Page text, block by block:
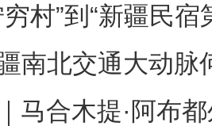
穷村”到“新疆民
南北交通大动脉
马合木提·阿布